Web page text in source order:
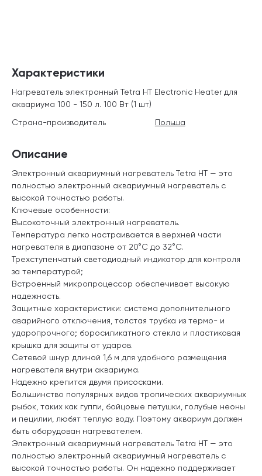
Описание
Электронный аквариумный нагреватель Tetra HT — это
полностью электронный аквариумный нагреватель с
высокой точностью работы.
Ключевые особенности:
Высокоточный электронный нагреватель.
Температура легко настраивается в верхней части
нагревателя в диапазоне от 20°C до 32°C.
Трехступенчатый светодиодный индикатор для контроля
за температурой;
Встроенный микропроцессор обеспечивает высокую
надежность.
Защитные характеристики: система дополнительного
аварийного отключения, толстая трубка из термо- и
ударопрочного; боросиликатного стекла и пластиковая
крышка для защиты от ударов.
Сетевой шнур длиной 1,6 м для удобного размещения
нагревателя внутри аквариума.
Надежно крепится двумя присосками.
Большинство популярных видов тропических аквариумных
рыбок, таких как гуппи, бойцовые петушки, голубые неоны
и пецилии, любят теплую воду. Поэтому аквариум должен
быть оборудован нагревателем.
Электронный аквариумный нагреватель Tetra HT — это
полностью электронный аквариумный нагреватель с
высокой точностью работы. Он надежно поддерживает
Характеристики
Нагреватель электронный Tetra HT Electronic Heater для
аквариума 100 - 150 л. 100 Вт (1 шт)
Страна-производитель
Польша